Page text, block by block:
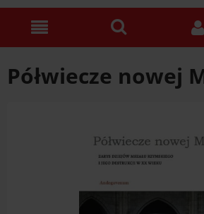
Półwiecze nowej